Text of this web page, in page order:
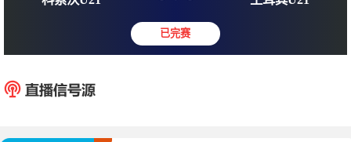
2026-06-04 01:00:00
0 : 0